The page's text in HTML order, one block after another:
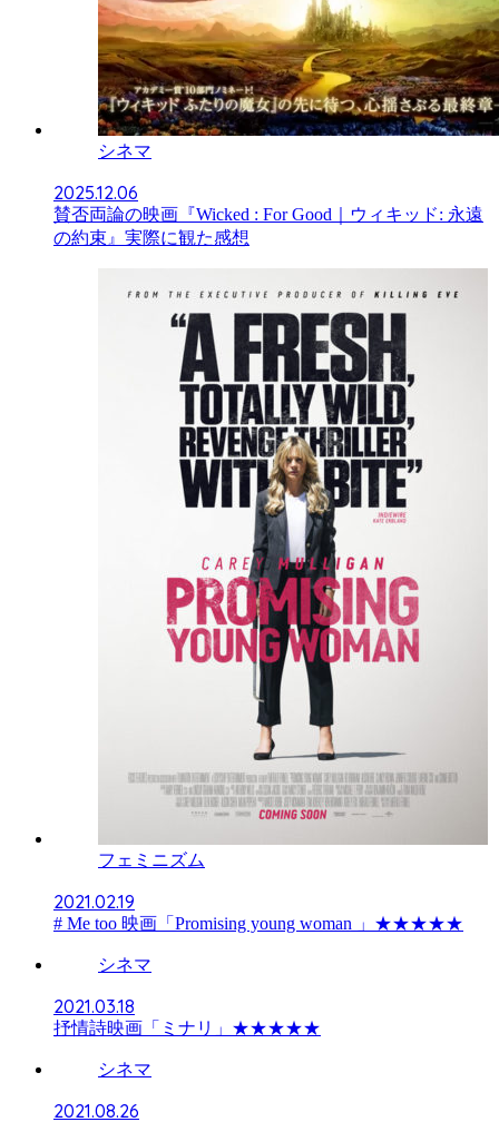
シネマ
2025.12.06
賛否両論の映画『Wicked : For Good｜ウィキッド: 永遠
の約束』実際に観た感想
フェミニズム
2021.02.19
# Me too 映画「Promising young woman 」★★★★★
シネマ
2021.03.18
抒情詩映画「ミナリ」★★★★★
シネマ
2021.08.26